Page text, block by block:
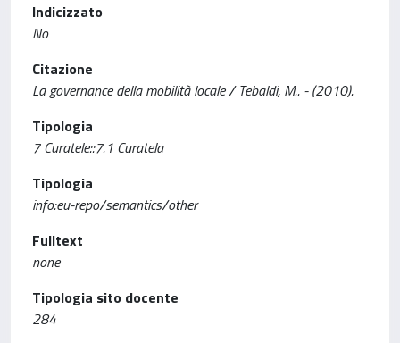
Indicizzato
No
Citazione
La governance della mobilità locale / Tebaldi, M.. - (2010).
Tipologia
7 Curatele::7.1 Curatela
Tipologia
info:eu-repo/semantics/other
Fulltext
none
Tipologia sito docente
284